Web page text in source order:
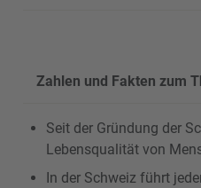
Zahlen und Fakten zum
Seit der Gründung der
Lebensqualität von
In der Schweiz führt